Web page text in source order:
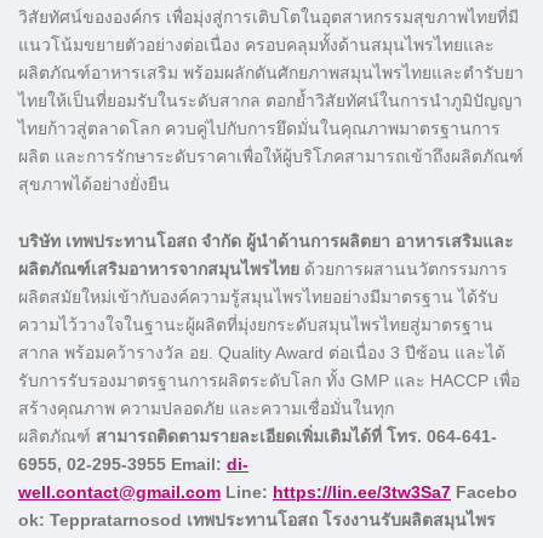
วิสัยทัศน์ขององค์กร เพื่อมุ่งสู่การเติบโตในอุตสาหกรรมสุขภาพไทยที่มี
แนวโน้มขยายตัวอย่างต่อเนื่อง ครอบคลุมทั้งด้านสมุนไพรไทยและ
ผลิตภัณฑ์อาหารเสริม พร้อมผลักดันศักยภาพสมุนไพรไทยและตำรับยา
ไทยให้เป็นที่ยอมรับในระดับสากล ตอกย้ำวิสัยทัศน์ในการนำภูมิปัญญา
ไทยก้าวสู่ตลาดโลก ควบคู่ไปกับการยึดมั่นในคุณภาพมาตรฐานการ
ผลิต และการรักษาระดับราคาเพื่อให้ผู้บริโภคสามารถเข้าถึงผลิตภัณฑ์
สุขภาพได้อย่างยั่งยืน
บริษัท เทพประทานโอสถ จำกัด ผู้นำด้านการผลิตยา อาหารเสริมและ
ผลิตภัณฑ์เสริมอาหารจากสมุนไพรไทย ด้วยการผสานนวัตกรรมการ
ผลิตสมัยใหม่เข้ากับองค์ความรู้สมุนไพรไทยอย่างมีมาตรฐาน ได้รับ
ความไว้วางใจในฐานะผู้ผลิตที่มุ่งยกระดับสมุนไพรไทยสู่มาตรฐาน
สากล พร้อมคว้ารางวัล อย. Quality Award ต่อเนื่อง 3 ปีซ้อน และได้
รับการรับรองมาตรฐานการผลิตระดับโลก ทั้ง GMP และ HACCP เพื่อ
สร้างคุณภาพ ความปลอดภัย และความเชื่อมั่นในทุก
ผลิตภัณฑ์ สามารถติดตามรายละเอียดเพิ่มเติมได้ที่ โทร. 064-641-
6955, 02-295-3955 Email: di-
well.contact@gmail.com Line: https://lin.ee/3tw3Sa7 Facebo
ok: Teppratarnosod เทพประทานโอสถ โรงงานรับผลิตสมุนไพร